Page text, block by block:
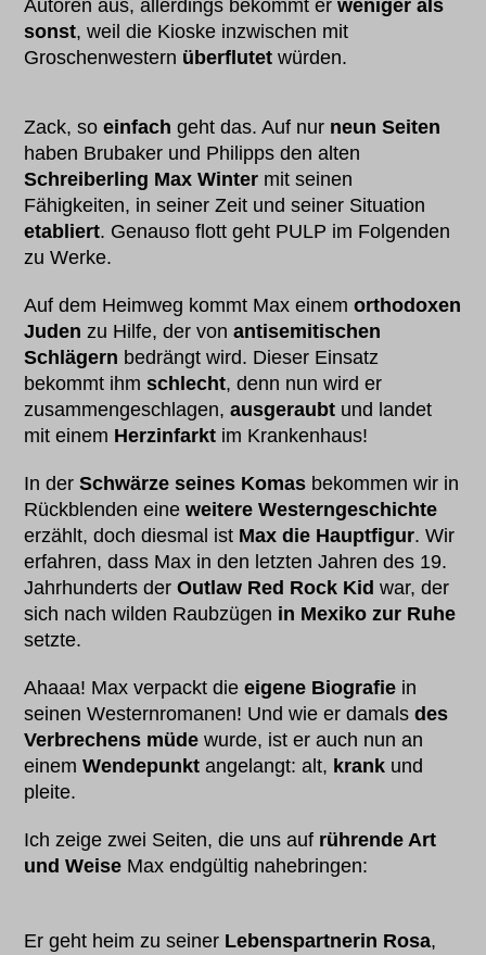
Autoren aus, allerdings bekommt erweniger als
sonst, weil die Kioske inzwischen mit
Groschenwestern überflutet würden.
Zack, soeinfach geht das. Auf nur neun Seiten
haben Brubaker und Philipps den alten
Schreiberling Max Winter mit seinen
Fähigkeiten, in seiner Zeit und seiner Situation
etabliert. Genauso flott geht PULP im Folgenden
zu Werke.
Auf dem Heimweg kommt Max einemorthodoxen
Juden zu Hilfe, der vonantisemitischen
Schlägern bedrängt wird. Dieser Einsatz
bekommt ihmschlecht, denn nun wird er
zusammengeschlagen,ausgeraubt und landet
mit einem Herzinfarkt im Krankenhaus!
In derSchwärze seines Komas bekommen wir in
Rückblenden eineweitere Westerngeschichte
erzählt, doch diesmal ist Max die Hauptfigur. Wir
erfahren, dass Max in den letzten Jahren des 19.
Jahrhunderts derOutlaw Red Rock Kid war, der
sich nach wilden Raubzügen in Mexiko zur Ruhe
setzte.
Ahaaa! Max verpackt dieeigene Biografie in
seinen Westernromanen! Und wie er damalsdes
Verbrechens müde wurde, ist er auch nun an
einemWendepunkt angelangt: alt, krank und
pleite.
Ich zeige zwei Seiten, die uns auf rührende Art
und Weise Max endgültig nahebringen:
Er geht heim zu seiner Lebenspartnerin Rosa,